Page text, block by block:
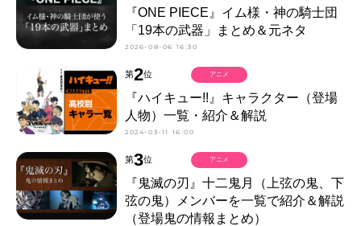
『ONE PIECE』イム様・神の騎士団
「19本の武器」まとめ＆元ネタ
2026-08-06 16:30
第2位
『ハイキュー!!』キャラクター（登場
人物）一覧・紹介＆解説
2024-03-11 16:00
アニメ
第3位
『鬼滅の刃』十二鬼月（上弦の鬼、下
弦の鬼）メンバーを一覧で紹介＆解説
（登場鬼の情報まとめ）
アニメ